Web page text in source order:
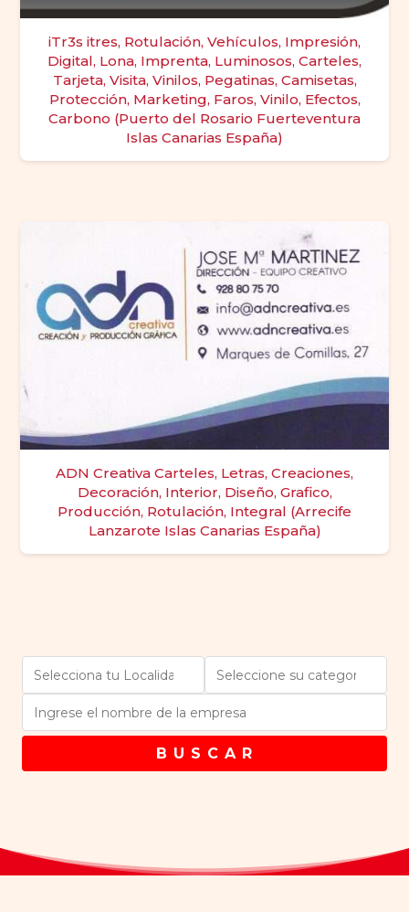
iTr3s itres, Rotulación, Vehículos, Impresión,
Digital, Lona, Imprenta, Luminosos, Carteles,
Tarjeta, Visita, Vinilos, Pegatinas, Camisetas,
Protección, Marketing, Faros, Vinilo, Efectos,
Carbono (Puerto del Rosario Fuerteventura
Islas Canarias España)
ADN Creativa Carteles, Letras, Creaciones,
Decoración, Interior, Diseño, Grafico,
Producción, Rotulación, Integral (Arrecife
Lanzarote Islas Canarias España)
B U S C A R